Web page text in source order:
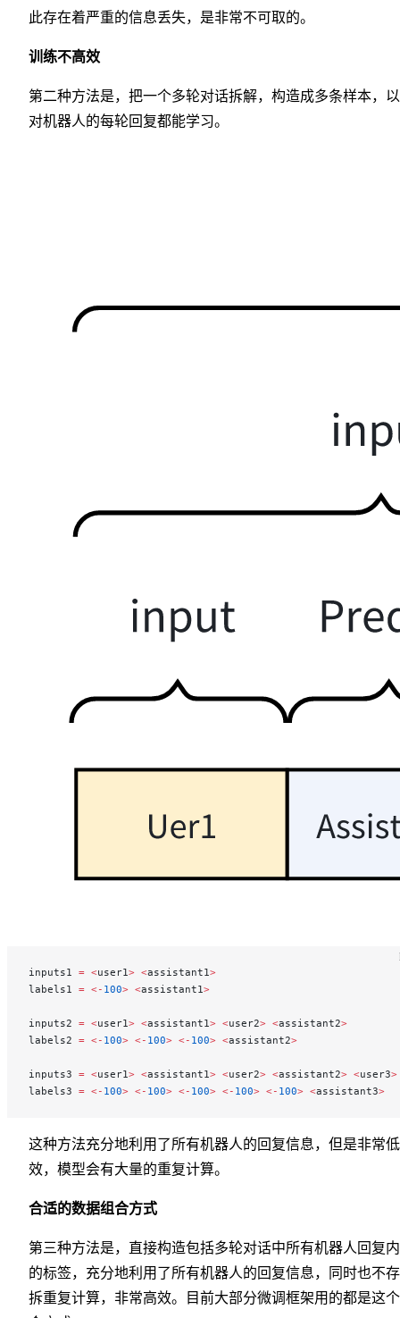
此存在着严重的信息丢失，是非常不可取的。
训练不高效
第二种方法是，把一个多轮对话拆解，构造成多条样本，
对机器人的每轮回复都能学习。
inputs1 = <user1> <assistant1>
labels1 = <- 100> <assistant1>
inputs2 = <user1> <assistant1> <user2> <assistant2>
labels2 = <- 100> <- 100> <- 100> <assistant2>
inputs3 = <user1> <assistant1> <user2> <assistant2> <user3>
labels3 = <- 100> <- 100> <- 100> <- 100> <- 100> <assistant3>
这种方法充分地利用了所有机器人的回复信息，但是非常低
效，模型会有大量的重复计算。
合适的数据组合方式
第三种方法是，直接构造包括多轮对话中所有机器人回复
的标签，充分地利用了所有机器人的回复信息，同时也不
拆重复计算，非常高效。目前大部分微调框架用的都是这